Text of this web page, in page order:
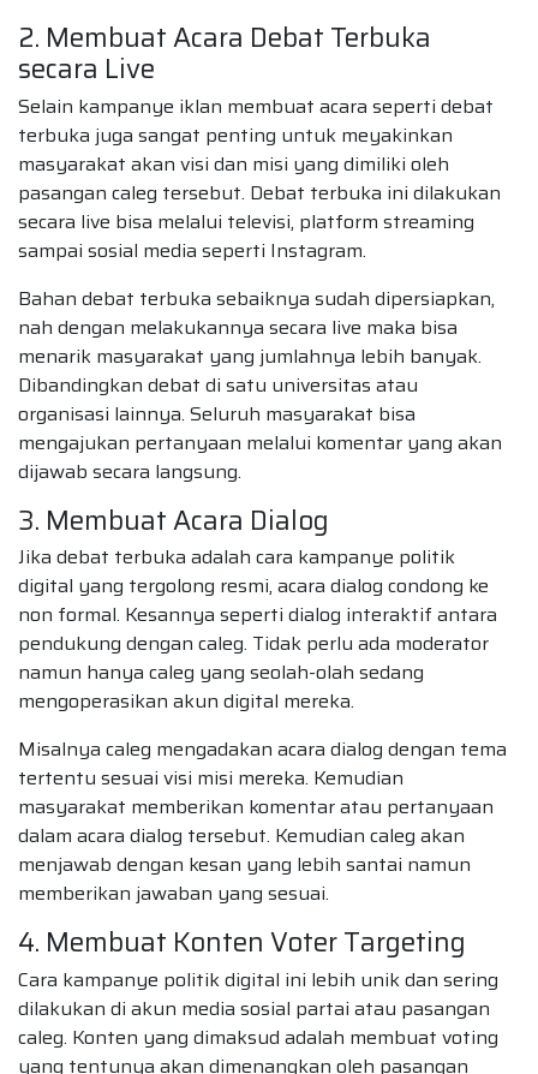
2. Membuat Acara Debat Terbuka
secara Live
Selain kampanye iklan membuat acara seperti debat
terbuka juga sangat penting untuk meyakinkan
masyarakat akan visi dan misi yang dimiliki oleh
pasangan caleg tersebut. Debat terbuka ini dilakukan
secara live bisa melalui televisi, platform streaming
sampai sosial media seperti Instagram.
Bahan debat terbuka sebaiknya sudah dipersiapkan,
nah dengan melakukannya secara live maka bisa
menarik masyarakat yang jumlahnya lebih banyak.
Dibandingkan debat di satu universitas atau
organisasi lainnya. Seluruh masyarakat bisa
mengajukan pertanyaan melalui komentar yang akan
dijawab secara langsung.
3. Membuat Acara Dialog
Jika debat terbuka adalah cara kampanye politik
digital yang tergolong resmi, acara dialog condong ke
non formal. Kesannya seperti dialog interaktif antara
pendukung dengan caleg. Tidak perlu ada moderator
namun hanya caleg yang seolah-olah sedang
mengoperasikan akun digital mereka.
Misalnya caleg mengadakan acara dialog dengan tema
tertentu sesuai visi misi mereka. Kemudian
masyarakat memberikan komentar atau pertanyaan
dalam acara dialog tersebut. Kemudian caleg akan
menjawab dengan kesan yang lebih santai namun
memberikan jawaban yang sesuai.
4. Membuat Konten Voter Targeting
Cara kampanye politik digital ini lebih unik dan sering
dilakukan di akun media sosial partai atau pasangan
caleg. Konten yang dimaksud adalah membuat voting
yang tentunya akan dimenangkan oleh pasangan